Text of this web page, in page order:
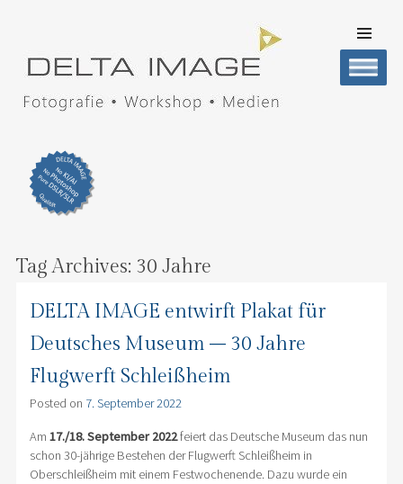
CONTENT
Tag Archives: 30 Jahre
DELTA IMAGE entwirft Plakat für
Deutsches Museum – 30 Jahre
Flugwerft Schleißheim
Posted on 7. September 2022
Am 17./18. September 2022feiert das Deutsche Museum das nun
schon 30-jährige Bestehen der Flugwerft Schleißheim in
Oberschleißheim mit einem Festwochenende. Dazu wurde ein